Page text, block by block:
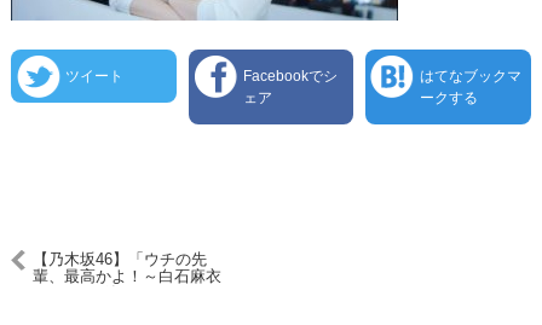
ツイート
Facebookでシ
ェア
はてなブックマ
ークする
【乃木坂46】「ウチの先
輩、最高かよ！～白石麻衣